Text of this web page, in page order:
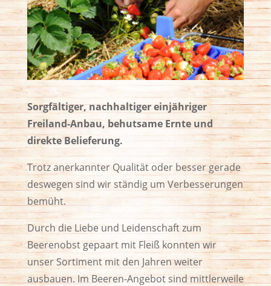
Sorgfältiger, nachhaltiger einjähriger
Freiland-Anbau, behutsame Ernte und
direkte Belieferung.
Trotz anerkannter Qualität oder besser gerade
deswegen sind wir ständig um Verbesserungen
bemüht.
Durch die Liebe und Leidenschaft zum
Beerenobst gepaart mit Fleiß konnten wir
unser Sortiment mit den Jahren weiter
ausbauen. Im Beeren-Angebot sind mittlerweile